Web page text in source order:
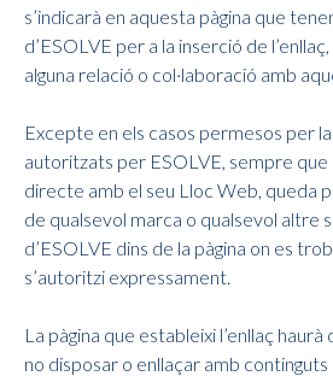
s’indicarà en aquesta pàgina que
d’ESOLVE per a la inserció de
alguna relació o col·laboració amb
Excepte en els casos permesos per
autoritzats per ESOLVE, sempre
directe amb el seu Lloc Web, queda
de qualsevol marca o qualsevol altre
d’ESOLVE dins de la pàgina on es
s’autoritzi expressament.
La pàgina que estableixi l’enllaç
no disposar o enllaçar amb continguts